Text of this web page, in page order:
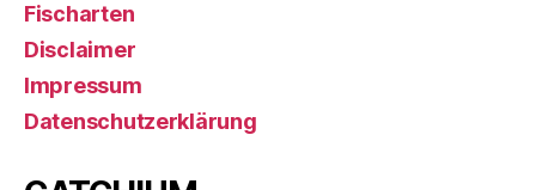
Fischarten
Disclaimer
Impressum
Datenschutzerklärung